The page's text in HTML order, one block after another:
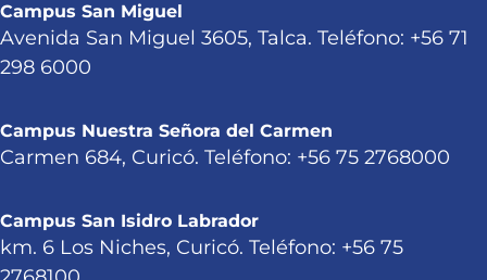
Campus San Miguel
Avenida San Miguel 3605, Talca. Teléfono: +56 71
298 6000
Campus Nuestra Señora del Carmen
Carmen 684, Curicó. Teléfono: +56 75 2768000
Campus San Isidro Labrador
km. 6 Los Niches, Curicó. Teléfono: +56 75